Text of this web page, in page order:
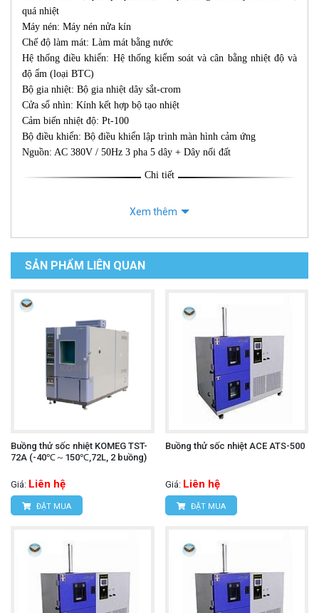
quá nhiệt
Máy nén: Máy nén nửa kín
Chế độ làm mát: Làm mát bằng nước
Hệ thống điều khiển: Hệ thống kiểm soát và cân bằng nhiệt độ và
độ ẩm (loại BTC)
Bộ gia nhiệt: Bộ gia nhiệt dây sắt-crom
Cửa sổ nhìn: Kính kết hợp bộ tạo nhiệt
Cảm biến nhiệt độ: Pt-100
Bộ điều khiển: Bộ điều khiển lập trình màn hình cảm ứng
Nguồn: AC 380V / 50Hz 3 pha 5 dây + Dây nối đất
Chi tiết
Xem thêm
SẢN PHẨM LIÊN QUAN
Buồng thử sốc nhiệt KOMEG TST-
72A (-40℃～150℃,72L, 2 buồng)
Giá: Liên hệ
ĐẶT MUA
Buồng thử sốc nhiệt ACE ATS-500
Giá: Liên hệ
ĐẶT MUA